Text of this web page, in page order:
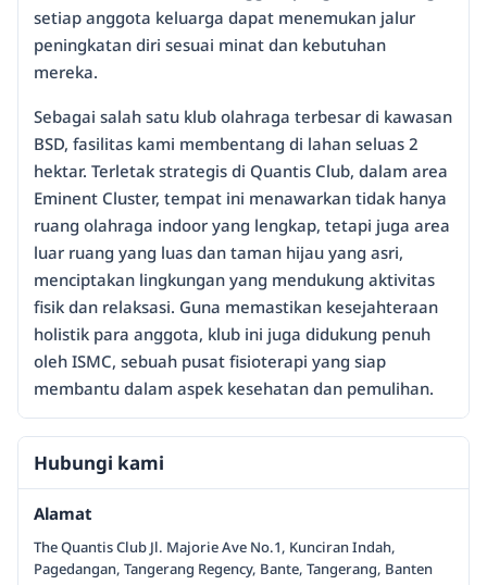
setiap anggota keluarga dapat menemukan jalur
peningkatan diri sesuai minat dan kebutuhan
mereka.
Sebagai salah satu klub olahraga terbesar di kawasan
BSD, fasilitas kami membentang di lahan seluas 2
hektar. Terletak strategis di Quantis Club, dalam area
Eminent Cluster, tempat ini menawarkan tidak hanya
ruang olahraga indoor yang lengkap, tetapi juga area
luar ruang yang luas dan taman hijau yang asri,
menciptakan lingkungan yang mendukung aktivitas
fisik dan relaksasi. Guna memastikan kesejahteraan
holistik para anggota, klub ini juga didukung penuh
oleh ISMC, sebuah pusat fisioterapi yang siap
membantu dalam aspek kesehatan dan pemulihan.
Hubungi kami
Alamat
The Quantis Club Jl. Majorie Ave No.1, Kunciran Indah,
Pagedangan, Tangerang Regency, Bante, Tangerang, Banten